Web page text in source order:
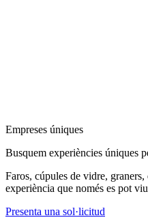
Empreses úniques
Busquem experiències úniques
Faros, cúpules de vidre,
experiència que només es pot
Presenta una sol·licitud